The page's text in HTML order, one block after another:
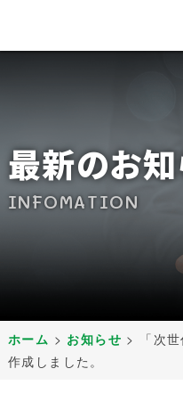
最新のお知
INFOMATION
ホーム > お知らせ >
「次
作成しました。